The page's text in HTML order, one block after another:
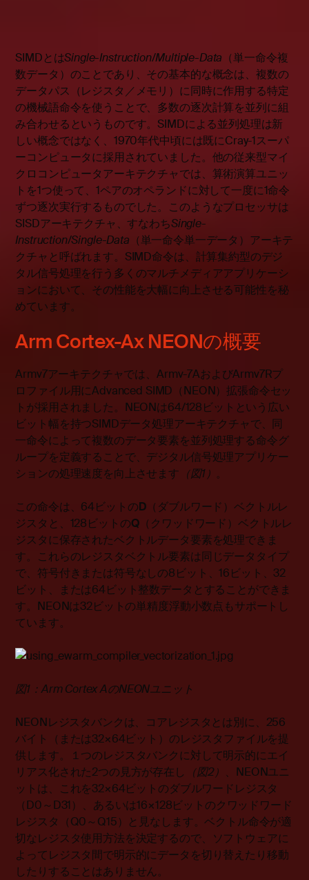
SIMDとはSingle-Instruction/Multiple-Data （単一命令複
数データ）のことであり、その基本的な概念は、複数の
データパス（レジスタ／メモリ）に同時に作用する特定
の機械語命令を使うことで、多数の逐次計算を並列に組
み合わせるというものです。SIMDによる並列処理は新
しい概念ではなく、1970年代中頃には既にCray-1スーパ
ーコンピュータに採用されていました。他の従来型マイ
クロコンピュータアーキテクチャでは、算術演算ユニッ
トを1つ使って、1ペアのオペランドに対して一度に1命令
ずつ逐次実行するものでした。このようなプロセッサは
SISDアーキテクチャ、すなわちSingle-
Instruction/Single-Data （単一命令単一データ）アーキテ
クチャと呼ばれます。SIMD命令は、計算集約型のデジ
タル信号処理を行う多くのマルチメディアアプリケーシ
ョンにおいて、その性能を大幅に向上させる可能性を秘
めています。
Arm Cortex-Ax NEONの概要
Armv7アーキテクチャでは、Armv-7AおよびArmv7Rプ
ロファイル用にAdvanced SIMD（NEON）拡張命令セッ
トが採用されました。NEONは64/128ビットという広い
ビット幅を持つSIMDデータ処理アーキテクチャで、同
一命令によって複数のデータ要素を並列処理する命令グ
ループを定義することで、デジタル信号処理アプリケー
ションの処理速度を向上させます （図1） 。
この命令は、64ビットのD （ダブルワード）ベクトルレ
ジスタと、128ビットのQ （クワッドワード）ベクトルレ
ジスタに保存されたベクトルデータ要素を処理できま
す。これらのレジスタベクトル要素は同じデータタイプ
で、符号付きまたは符号なしの8ビット、16ビット、32
ビット、または64ビット整数データとすることができま
す。NEONは32ビットの単精度浮動小数点もサポートし
ています。
図1：Arm Cortex AのNEONユニット
NEONレジスタバンクは、コアレジスタとは別に、256
バイト（または32×64ビット）のレジスタファイルを提
供します。１つのレジスタバンクに対して明示的にエイ
リアス化された2つの見方が存在し
（図2） 、NEONユニ
ットは、これを32×64ビットのダブルワードレジスタ
（D0～D31）、あるいは16×128ビットのクワッドワード
レジスタ（Q0～Q15）と見なします。ベクトル命令が適
切なレジスタ使用方法を決定するので、ソフトウェアに
よってレジスタ間で明示的にデータを切り替えたり移動
したりすることはありません。